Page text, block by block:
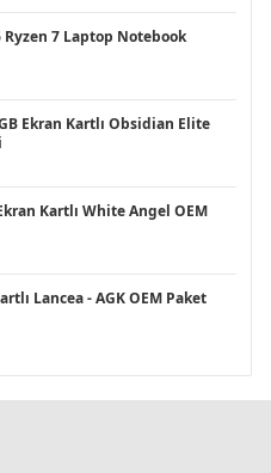
Ryzen 7 Laptop Notebook
Ekran Kartlı Obsidian Elite
Kartlı White Angel OEM
Lancea - AGK OEM Paket